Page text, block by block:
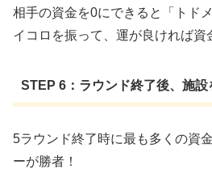
相手の資金を0にできると「トド
イコロを振って、運が良ければ資
STEP 6：ラウンド終了後、施設
5ラウンド終了時に最も多くの資
ーが勝者！